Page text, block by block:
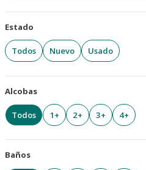
Estado
Todos Nuevo Usado
Alcobas
Todos 1+ 2+ 3+ 4+
Baños